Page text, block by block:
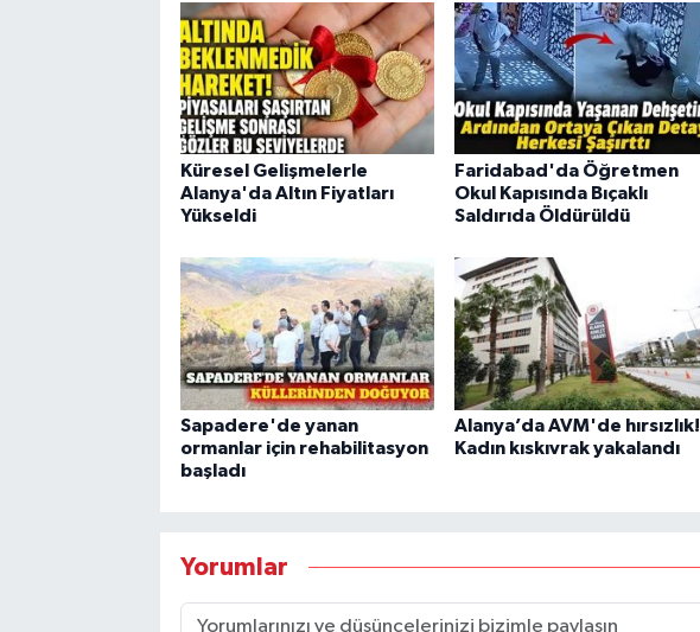
Küresel Gelişmelerle
Alanya'da Altın Fiyatları
Yükseldi
Faridabad'da Öğretmen
Okul Kapısında Bıçaklı
Saldırıda Öldürüldü
Sapadere'de yanan
ormanlar için rehabilitasyon
başladı
Alanya’da AVM'de hırsızlık!
Kadın kıskıvrak yakalandı
Yorumlar